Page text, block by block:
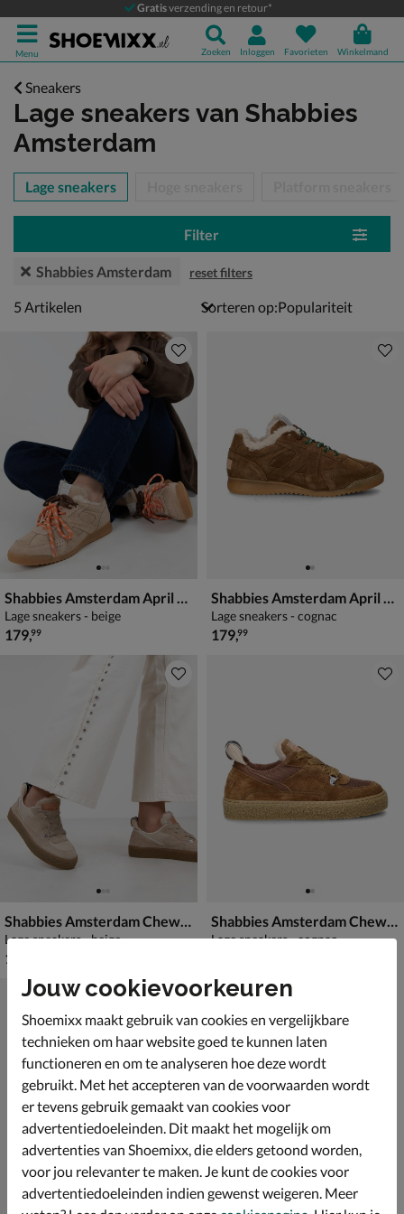
Gratisverzending en retour*
Menu Zoeken Inloggen Favorieten Winkelmand
Sneakers
Lage sneakers van Shabbies
Amsterdam
over
Lage sneakers
Filter
Shabbies Amsterdam reset filters
5 artikelen
5 Artikelen Sorteren op:
Shabbies Amsterdam April Mina
Lage sneakers - beige
€ 179,99
179,99
Shabbies Amsterdam April Mina
Lage sneakers - cognac
€ 179,99
179,99
Shabbies Amsterdam Chewy Unna
Lage sneakers - beige
€ 199,99
199
Shabbies Amsterdam Chewy Unna
Lage sneakers - cognac
Jouw cookievoorkeuren
Shoemixx maakt gebruik van cookies en vergelijkbare
technieken om haar website goed te kunnen laten
functioneren en om te analyseren hoe deze wordt
gebruikt. Met het accepteren van de voorwaarden wordt
er tevens gebruik gemaakt van cookies voor
advertentiedoeleinden. Dit maakt het mogelijk om
advertenties van Shoemixx, die elders getoond worden,
voor jou relevanter te maken. Je kunt de cookies voor
advertentiedoeleinden indien gewenst weigeren. Meer